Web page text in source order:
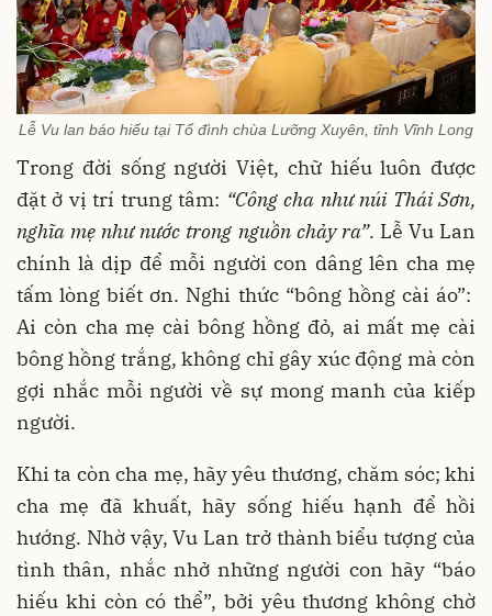
Lễ Vu lan báo hiếu tại Tổ đình chùa Lưỡng Xuyên, tỉnh Vĩnh Long
Trong đời sống người Việt, chữ hiếu luôn được
đặt ở vị trí trung tâm: “Công cha như núi Thái Sơn,
nghĩa mẹ như nước trong nguồn chảy ra”. Lễ Vu Lan
chính là dịp để mỗi người con dâng lên cha mẹ
tấm lòng biết ơn. Nghi thức “bông hồng cài áo”:
Ai còn cha mẹ cài bông hồng đỏ, ai mất mẹ cài
bông hồng trắng, không chỉ gây xúc động mà còn
gợi nhắc mỗi người về sự mong manh của kiếp
người.
Khi ta còn cha mẹ, hãy yêu thương, chăm sóc; khi
cha mẹ đã khuất, hãy sống hiếu hạnh để hồi
hướng. Nhờ vậy, Vu Lan trở thành biểu tượng của
tình thân, nhắc nhở những người con hãy “báo
hiếu khi còn có thể”, bởi yêu thương không chờ